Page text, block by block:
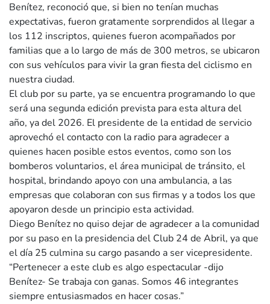
Benítez, reconoció que, si bien no tenían muchas
expectativas, fueron gratamente sorprendidos al llegar a
los 112 inscriptos, quienes fueron acompañados por
familias que a lo largo de más de 300 metros, se ubicaron
con sus vehículos para vivir la gran fiesta del ciclismo en
nuestra ciudad.
El club por su parte, ya se encuentra programando lo que
será una segunda edición prevista para esta altura del
año, ya del 2026. El presidente de la entidad de servicio
aprovechó el contacto con la radio para agradecer a
quienes hacen posible estos eventos, como son los
bomberos voluntarios, el área municipal de tránsito, el
hospital, brindando apoyo con una ambulancia, a las
empresas que colaboran con sus firmas y a todos los que
apoyaron desde un principio esta actividad.
Diego Benítez no quiso dejar de agradecer a la comunidad
por su paso en la presidencia del Club 24 de Abril, ya que
el día 25 culmina su cargo pasando a ser vicepresidente.
“Pertenecer a este club es algo espectacular -dijo
Benítez- Se trabaja con ganas. Somos 46 integrantes
siempre entusiasmados en hacer cosas.”